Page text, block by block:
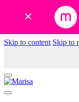
Skip to content Skip to